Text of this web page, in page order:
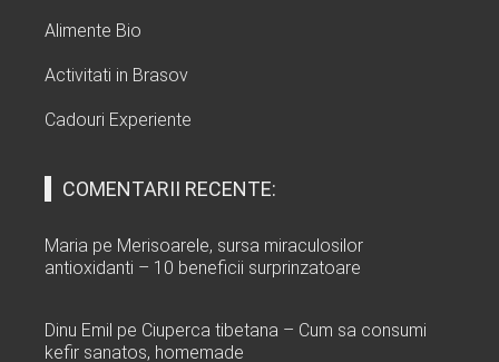
Alimente Bio
Activitati in Brasov
Cadouri Experiente
COMENTARII RECENTE:
Maria pe Merisoarele, sursa miraculosilor
antioxidanti – 10 beneficii surprinzatoare
Dinu Emil pe Ciuperca tibetana – Cum sa consumi
kefir sanatos, homemade